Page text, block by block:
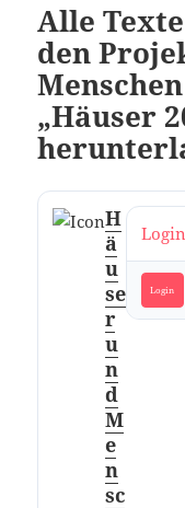
Alle
den
„Häuser
H
ä
u
se
r
u
n
d
M
e
n
sc
Login